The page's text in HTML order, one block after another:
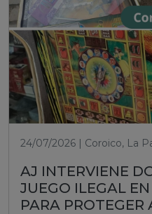
24/07/2026 | Coroico, La
AJ INTERVIENE
JUEGO ILEGAL
PARA